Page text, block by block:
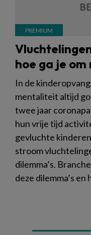
hoe ga je om
In de
mentaliteit altijd
twee jaar
hun vrije tijd
gevluchte
stroom
dilemma’s.
deze dilemma’s en